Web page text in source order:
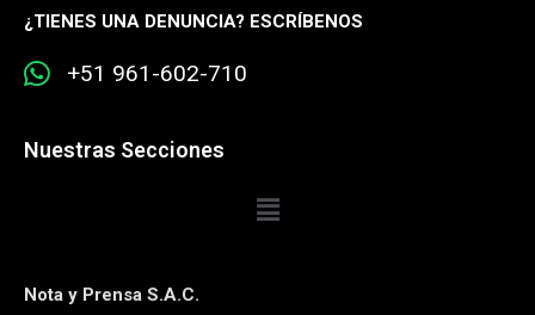
¿TIENES UNA DENUNCIA? ESCRÍBENOS
+51 961-602-710
Nuestras Secciones
Nota y Prensa S.A.C.